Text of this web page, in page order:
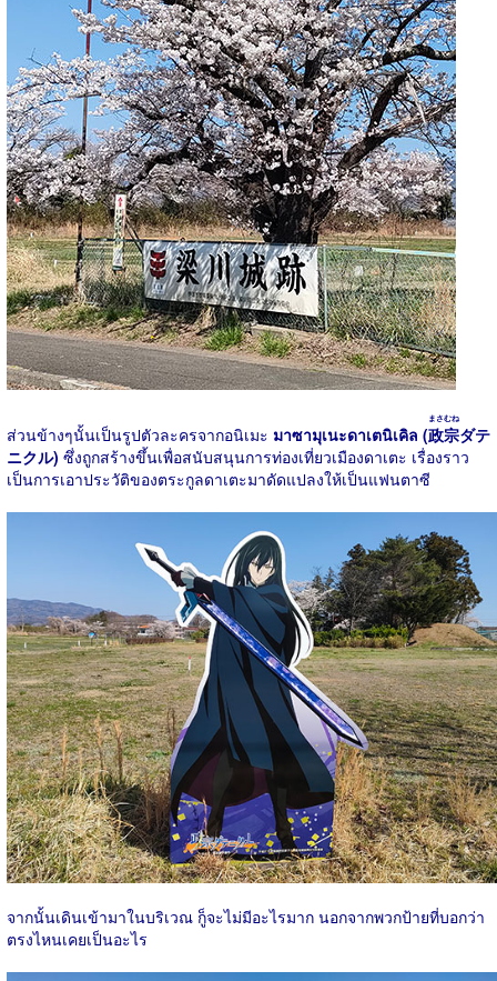
ส่วนข้างๆนั้นเป็นรูปตัวละครจากอนิเมะ มาซามุเนะดาเตนิเคิล (政宗
まさむね
ダテ
ニクル) ซึ่งถูกสร้างขึ้นเพื่อสนับสนุนการท่องเที่ยวเมืองดาเตะ เรื่องราว
เป็นการเอาประวัติของตระกูลดาเตะมาดัดแปลงให้เป็นแฟนตาซี
จากนั้นเดินเข้ามาในบริเวณ ก็ูจะไม่มีอะไรมาก นอกจากพวกป้ายที่บอกว่า
ตรงไหนเคยเป็นอะไร